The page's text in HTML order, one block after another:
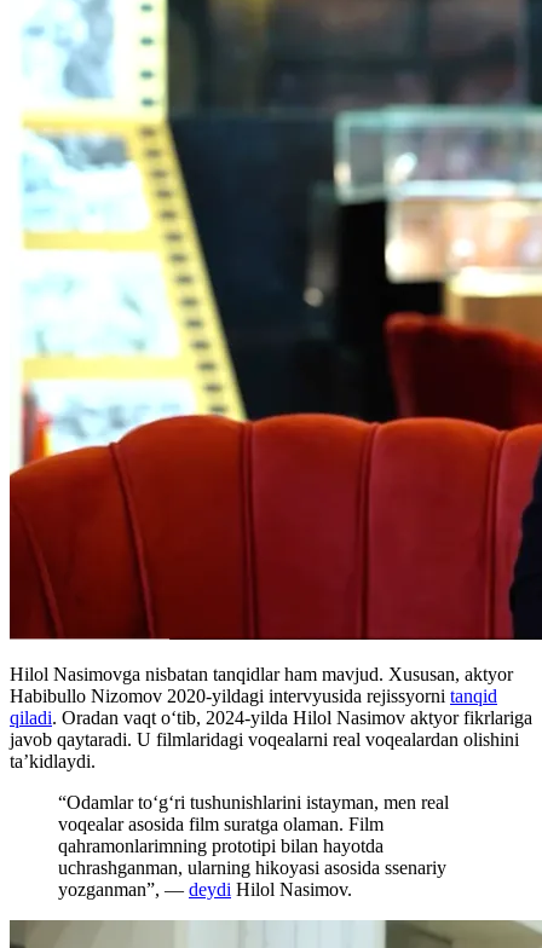
Hilol Nasimovga nisbatan tanqidlar ham mavjud. Xususan, aktyor
Habibullo Nizomov 2020-yildagi intervyusida rejissyorni tanqid
qiladi. Oradan vaqt oʻtib, 2024-yilda Hilol Nasimov aktyor fikrlariga
javob qaytaradi. U filmlaridagi voqealarni real voqealardan olishini
ta’kidlaydi.
“Odamlar to‘g‘ri tushunishlarini istayman, men real
voqealar asosida film suratga olaman. Film
qahramonlarimning prototipi bilan hayotda
uchrashganman, ularning hikoyasi asosida ssenariy
yozganman”, — deydi Hilol Nasimov.